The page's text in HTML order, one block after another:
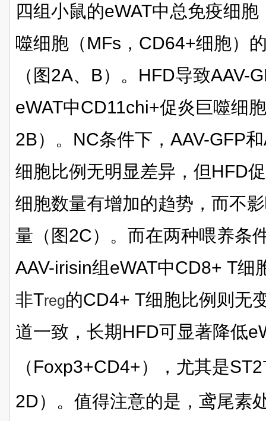
四组小鼠的eWAT中总免疫细
噬细胞（MFs，CD64+细胞）
（图2A、B）。HFD导致AAV-
eWAT中CD11chi+促炎巨噬细
2B）。NC条件下，AAV-GFP
细胞比例无明显差异，但HFD
细胞数量有增加的趋势，而不
量（图2C）。而在两种喂养条
AAV-irisin组eWAT中CD8+ T细
非Treg的CD4+ T细胞比例则无
道一致，长期HFD可显著降低
（Foxp3+CD4+），尤其是ST2
2D）。值得注意的是，鸢尾素